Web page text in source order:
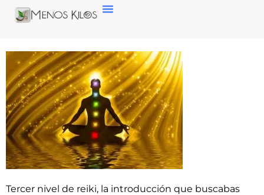
Tercer nivel de reiki, la introducción que buscabas